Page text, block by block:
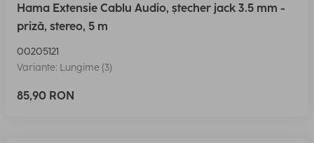
Hama Extensie Cablu Audio, ștecher jack 3.5 mm -
priză, stereo, 5 m
00205121
Variante: Lungime (3)
85,90 RON